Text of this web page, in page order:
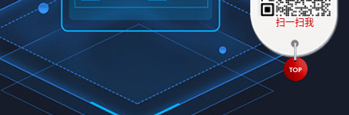
扫一扫我